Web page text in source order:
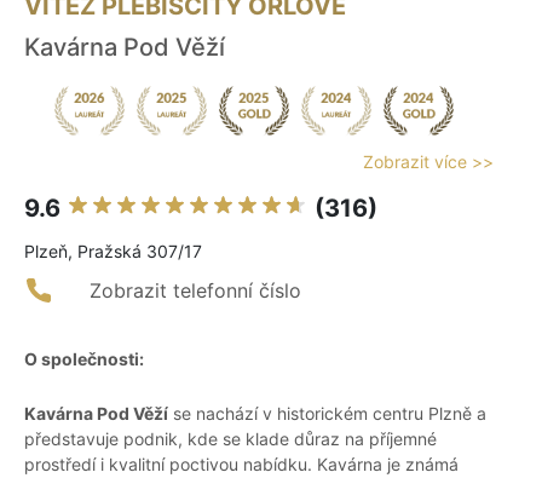
VÍTĚZ PLEBISCITY ORLOVÉ
Kavárna Pod Věží
Zobrazit více >>
9.6 (316)
Plzeň, Pražská 307/17
Zobrazit telefonní číslo
O společnosti:
Kavárna Pod Věží se nachází v historickém centru Plzně a
představuje podnik, kde se klade důraz na příjemné
prostředí i kvalitní poctivou nabídku. Kavárna je známá